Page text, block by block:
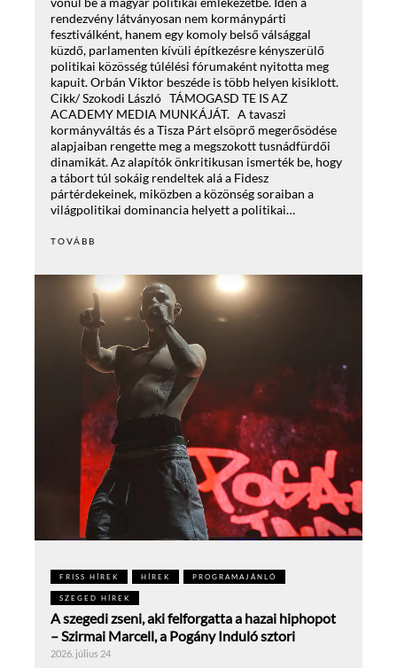
rendezvény látványosan nem kormánypárti
fesztiválként, hanem egy komoly belső válsággal
küzdő, parlamenten kívüli építkezésre kényszerülő
politikai közösség túlélési fórumaként nyitotta meg
kapuit. Orbán Viktor beszéde is több helyen kisiklott.
Cikk/ Szokodi László TÁMOGASD TE IS AZ
ACADEMY MEDIA MUNKÁJÁT. A tavaszi
kormányváltás és a Tisza Párt elsöprő megerősödése
alapjaiban rengette meg a megszokott tusnádfürdői
dinamikát. Az alapítók önkritikusan ismerték be, hogy
a tábort túl sokáig rendeltek alá a Fidesz
pártérdekeinek, miközben a közönség soraiban a
világpolitikai dominancia helyett a politikai…
TOVÁBB
FRISS HÍREK HÍREK PROGRAMAJÁNLÓ
SZEGED HÍREK
A szegedi zseni, aki felforgatta a hazai hiphopot
– Szirmai Marcell, a Pogány Induló sztori
2026. július 24